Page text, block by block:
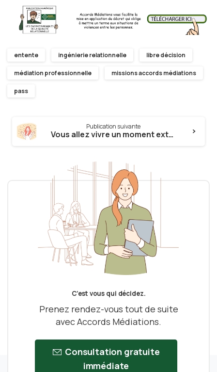
entente ingénierie relationnelle libre décision
médiation professionnelle missions accords médiations
pass
Continue
Reading
Publication suivante
Vous allez vivre un moment extraordinaire
C’est vous qui décidez.
Prenez rendez-vous tout de suite
avec Accords Médiations.
Consultation gratuite
immédiate